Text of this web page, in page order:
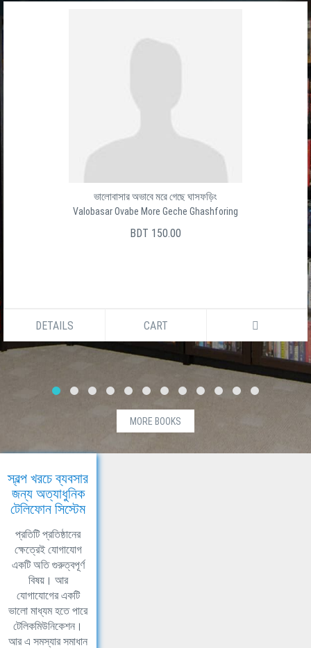
ভালোবাসার অভাবে মরে গেছে ঘাসফড়িং
Valobasar Ovabe More Geche Ghashforing
BDT 150.00
DETAILS CART
MORE BOOKS
স্বল্প খরচে ব্যবসার
জন্য অত্যাধুনিক
টেলিফোন সিস্টেম
প্রতিটি প্রতিষ্ঠানের
ক্ষেত্রেই যোগাযোগ
একটি অতি গুরুত্বপূর্ণ
বিষয়। আর
যোগাযোগের একটি
ভালো মাধ্যম হতে পারে
টেলিকমিউনিকেশন।
আর এ সমস্যার সমাধান